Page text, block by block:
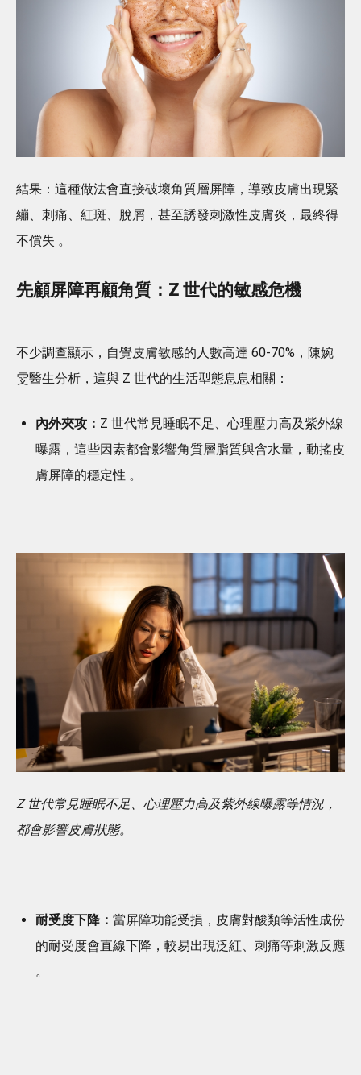
結果：這種做法會直接破壞角質層屏障，導致皮膚出現緊
繃、刺痛、紅斑、脫屑，甚至誘發刺激性皮膚炎，最終得
不償失 。
先顧屏障再顧角質：Z 世代的敏感危機
不少調查顯示，自覺皮膚敏感的人數高達 60-70%，陳婉
雯醫生分析，這與 Z 世代的生活型態息息相關：
內外夾攻： Z 世代常見睡眠不足、心理壓力高及紫外線
曝露，這些因素都會影響角質層脂質與含水量，動搖皮
膚屏障的穩定性 。
Z 世代常見睡眠不足、心理壓力高及紫外線曝露等情況，
都會影響皮膚狀態。
耐受度下降： 當屏障功能受損，皮膚對酸類等活性成份
的耐受度會直線下降，較易出現泛紅、刺痛等刺激反應
。